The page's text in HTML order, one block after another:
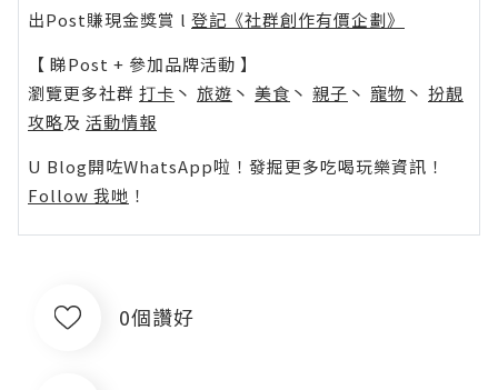
出Post賺現金獎賞 l 登記《社群創作有價企劃》
【 睇Post + 參加品牌活動 】
瀏覽更多社群 打卡 丶 旅遊 丶 美食 丶 親子 丶 寵物 丶 扮靚
攻略及 活動情報
U Blog開咗WhatsApp啦！發掘更多吃喝玩樂資訊！
Follow 我哋 ！
0個讚好